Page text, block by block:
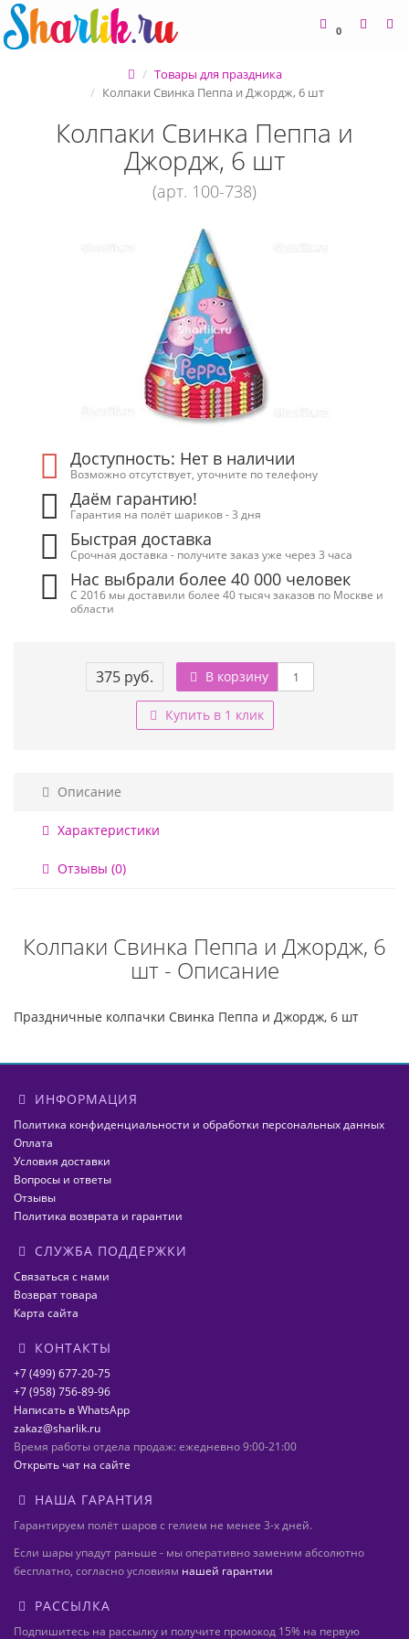
0
Товары для праздника
Колпаки Свинка Пеппа и Джордж, 6 шт
Колпаки Свинка Пеппа и
Джордж, 6 шт
(арт. 100-738)
Доступность: Нет в наличии
Возможно отсутствует, уточните по телефону
Даём гарантию!
Гарантия на полёт шариков - 3 дня
Быстрая доставка
Срочная доставка - получите заказ уже через 3 часа
Нас выбрали более 40 000 человек
С 2016 мы доставили более 40 тысяч заказов по Москве и
области
375 руб. В корзину
Купить в 1 клик
Описание
Характеристики
Отзывы (0)
Колпаки Свинка Пеппа и Джордж, 6
шт - Описание
Праздничные колпачки Свинка Пеппа и Джордж, 6 шт
ИНФОРМАЦИЯ
Политика конфиденциальности и обработки персональных данных
Оплата
Условия доставки
Вопросы и ответы
Отзывы
Политика возврата и гарантии
СЛУЖБА ПОДДЕРЖКИ
Связаться с нами
Возврат товара
Карта сайта
КОНТАКТЫ
+7 (499) 677-20-75
+7 (958) 756-89-96
Написать в WhatsApp
zakaz@sharlik.ru
Время работы отдела продаж: ежедневно 9:00-21:00
Открыть чат на сайте
НАША ГАРАНТИЯ
Гарантируем полёт шаров с гелием не менее 3-х дней.
Если шары упадут раньше - мы оперативно заменим абсолютно
бесплатно, согласно условиям нашей гарантии
РАССЫЛКА
Подпишитесь на рассылку и получите промокод 15% на первую